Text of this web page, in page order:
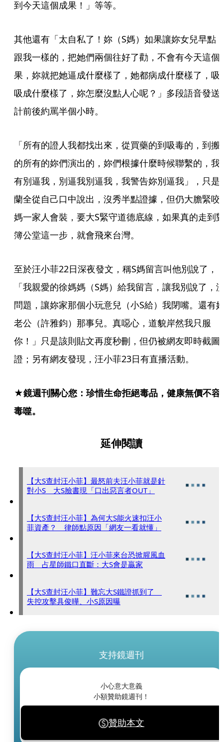
到今天這個成果！」等等。
其他還有「太自私了！妳（S媽）如果讓妳女兒早點
跟我一樣的，把她們兩個往好了勸，不會有今天這個
果，妳就把她逼成什麼樣了，她都病成什麼樣了，吸
吸成什麼樣了，妳怎麼沒點人心呢？」多段語音發送
計前後約罵半個小時。
「所有的證人我都找出來，從買藥的到吸毒的，到搬
的所有的妳們演出的，妳們根據什麼時候聯繫的，我
有別逼我，別逼我別逼我，我警告妳別逼我」，只是
蘭全從自己口中說出，沒秀半點證據，但仍大膽緊咬
媽一家人會裝，要大S緊守道德底線，如果真的走到
簿公堂這一步，就會飛來台灣。
至於汪小菲22日深夜發文，稱S媽留言叫他別說了，
「我親愛的徐媽媽（S媽）給我留言，讓我別說了，
問題，讓妳家那個小玩意兒（小S給）我閉嘴。還有
老公（許雅鈞）那事兒。真噁心，道貌岸然我只服
你！」只是該則貼文再度秒刪，但仍被網友即時截圖
證；另有網友發現，汪小菲23日有直播活動。
★鏡週刊關心您：珍惜生命拒絕毒品，健康無價不容
毒噬。
延伸閱讀
【大S查封汪小菲】最怒前夫汪小菲就是針
對小S 大S臉書現「口出惡言者OUT」
【大S查封汪小菲】為何大S能火速扣汪小
菲資產？ 律師點原因「網友一看就懂」
【大S查封汪小菲】汪小菲來台恐掀腥風血
雨 占星師鐵口直斷：大S會是贏家
【大S查封汪小菲】難忘大S鐵證抓到了
失控攻擊具俊曄、小S原因曝
支持鏡週刊
小心意大意義
小額贊助鏡週刊！
贊助本文